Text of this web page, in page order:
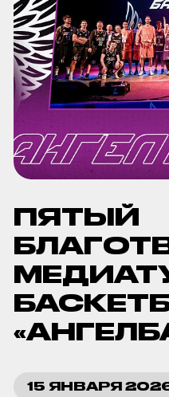
ПЯТЫЙ
15 ЯНВАРЯ